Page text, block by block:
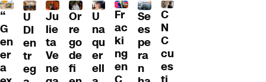
“
G
en
er
a
U
DI
en
tr
eg
Ju
lie
ta
Ve
ne
Or
re
go
de
fi
U
na
qu
er
ell
Fr
ac
ki
ng
en
Se
es
pe
ra
n
C
N
C
cu
es